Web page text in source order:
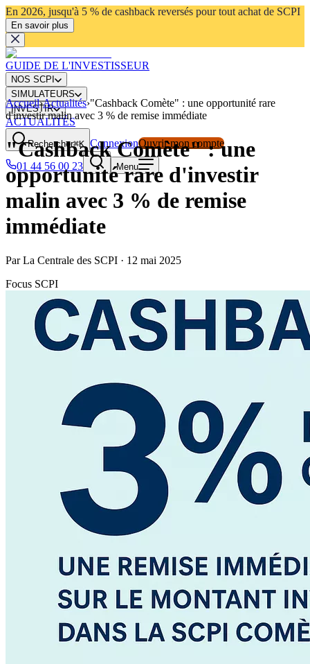
En 2026, jusqu'à 5 % de cashback reversés pour tout achat de SCPI
En savoir plus
GUIDE DE L'INVESTISSEUR
NOS SCPI
SIMULATEURS
INVESTIR
ACTUALITÉS
Rechercher⌘K ConnexionOuvrir mon compte
01 44 56 00 23
Menu
Accueil›Actualités›"Cashback Comète" : une opportunité rare
d'investir malin avec 3 % de remise immédiate
"Cashback Comète" : une
opportunité rare d'investir
malin avec 3 % de remise
immédiate
Par La Centrale des SCPI · 12 mai 2025
Focus SCPI